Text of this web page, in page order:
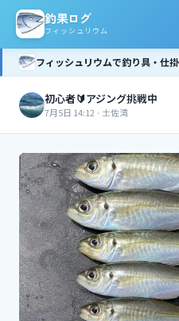
釣果ログ
フィッシュリウム
フィッシュリウムで釣り具・仕
初心者🔰アジング挑戦中
7月5日 14:12 · 土佐湾